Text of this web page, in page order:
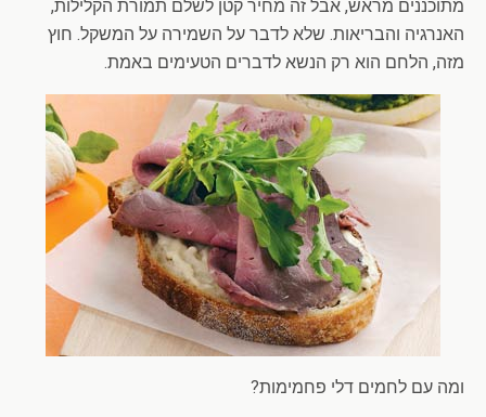
מתוכננים מראש, אבל זה מחיר קטן לשלם תמורת הקלילות,
האנרגיה והבריאות. שלא לדבר על השמירה על המשקל. חוץ
מזה, הלחם הוא רק הנשא לדברים הטעימים באמת.
ומה עם לחמים דלי פחמימות?